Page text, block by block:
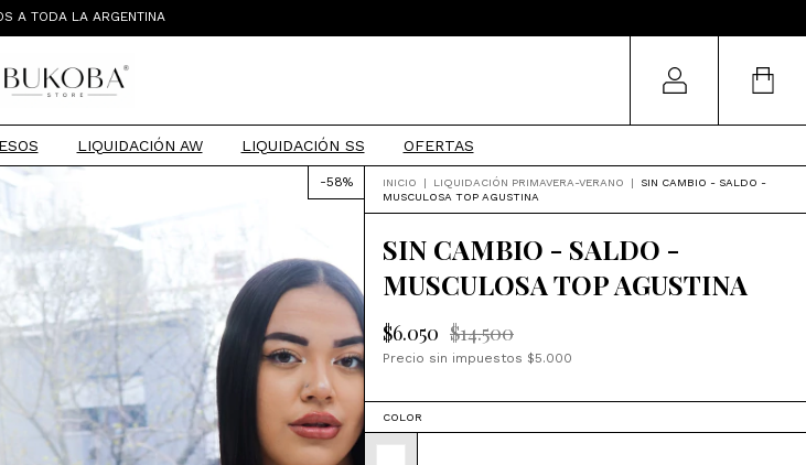
TIENDA MAYORISTA
LIQUIDACIÓN AW LIQUIDACIÓN SS OFERTAS
-58% INICIO | LIQUIDACIÓN PRIMAVERA-VERANO |
SIN CAMBIO - SALDO -
MUSCULOSA TOP AGUSTINA
SIN CAMBIO - SALDO -
MUSCULOSA TOP AGUSTINA
$6.050 $14.500
Precio sin impuestos $5.000
COLOR